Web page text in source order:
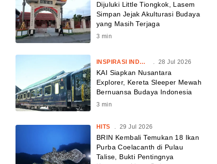
Dijuluki Little Tiongkok, Lasem
Simpan Jejak Akulturasi Budaya
yang Masih Terjaga
3 min
INSPIRASI INDONESIA 28 Jul 2026
KAI Siapkan Nusantara
Explorer, Kereta Sleeper Mewah
Bernuansa Budaya Indonesia
3 min
HITS 29 Jul 2026
BRIN Kembali Temukan 18 Ikan
Purba Coelacanth di Pulau
Talise, Bukti Pentingnya